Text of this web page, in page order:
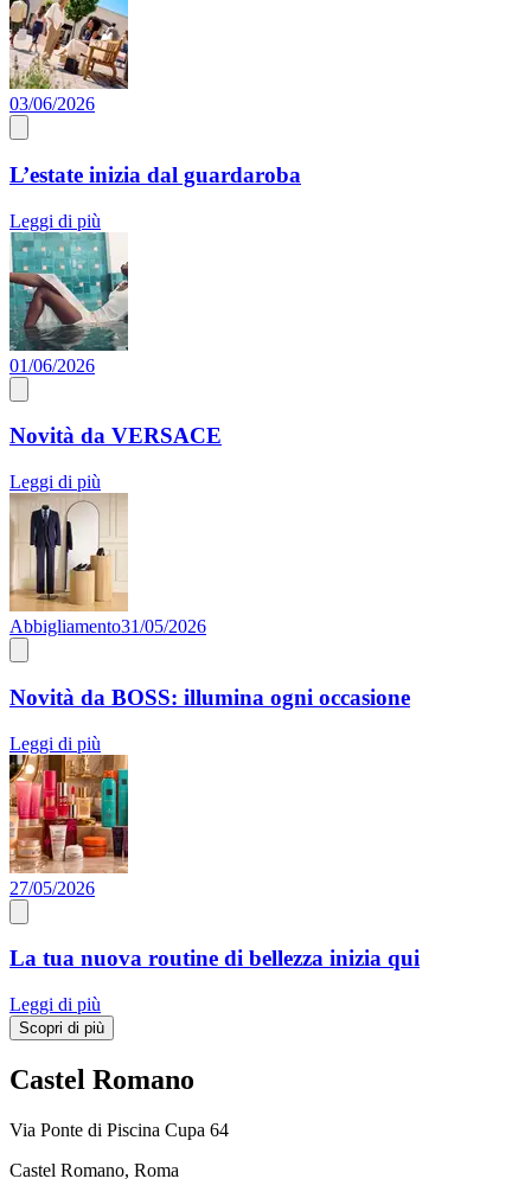
03/06/2026
L’estate inizia dal guardaroba
Leggi di più
01/06/2026
Novità da VERSACE
Leggi di più
Abbigliamento31/05/2026
Novità da BOSS: illumina ogni occasione
Leggi di più
27/05/2026
La tua nuova routine di bellezza inizia qui
Leggi di più
Scopri di più
Castel Romano
Via Ponte di Piscina Cupa 64
Castel Romano, Roma